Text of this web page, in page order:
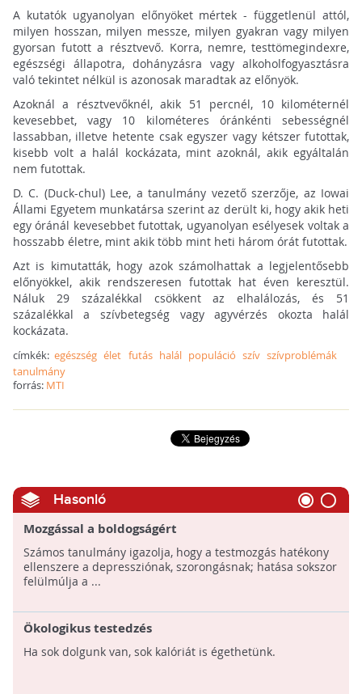
A kutatók ugyanolyan előnyöket mértek - függetlenül attól,
milyen hosszan, milyen messze, milyen gyakran vagy milyen
gyorsan futott a résztvevő. Korra, nemre, testtömegindexre,
egészségi állapotra, dohányzásra vagy alkoholfogyasztásra
való tekintet nélkül is azonosak maradtak az előnyök.
Azoknál a résztvevőknél, akik 51 percnél, 10 kilométernél
kevesebbet, vagy 10 kilométeres óránkénti sebességnél
lassabban, illetve hetente csak egyszer vagy kétszer futottak,
kisebb volt a halál kockázata, mint azoknál, akik egyáltalán
nem futottak.
D. C. (Duck-chul) Lee, a tanulmány vezető szerzője, az Iowai
Állami Egyetem munkatársa szerint az derült ki, hogy akik heti
egy óránál kevesebbet futottak, ugyanolyan esélyesek voltak a
hosszabb életre, mint akik több mint heti három órát futottak.
Azt is kimutatták, hogy azok számolhattak a legjelentősebb
előnyökkel, akik rendszeresen futottak hat éven keresztül.
Náluk 29 százalékkal csökkent az elhalálozás, és 51
százalékkal a szívbetegség vagy agyvérzés okozta halál
kockázata.
címkék:egészség élet futás halál populáció szív szívproblémák
tanulmány
forrás: MTI
Hasonló
Mozgással a boldogságért
Számos tanulmány igazolja, hogy a testmozgás hatékony
ellenszere a depressziónak, szorongásnak; hatása sokszor
felülmúlja a ...
Ökologikus testedzés
Ha sok dolgunk van, sok kalóriát is égethetünk.